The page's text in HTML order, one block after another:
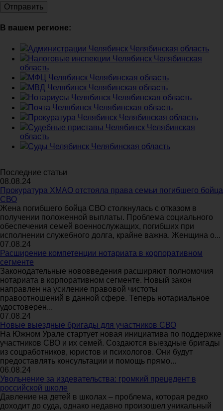
В вашем регионе:
Администрации Челябинск Челябинская область
Налоговые инспекции Челябинск Челябинская
область
МФЦ Челябинск Челябинская область
МВД Челябинск Челябинская область
Нотариусы Челябинск Челябинская область
Почта Челябинск Челябинская область
Прокуратура Челябинск Челябинская область
Судебные приставы Челябинск Челябинская
область
Суды Челябинск Челябинская область
Последние статьи
08.08.24
Прокуратура ХМАО отстояла права семьи погибшего бойца
СВО
Жена погибшего бойца СВО столкнулась с отказом в
получении положенной выплаты. Проблема социального
обеспечения семей военнослужащих, погибших при
исполнении служебного долга, крайне важна. Женщина о...
07.08.24
Расширение компетенции нотариата в корпоративном
сегменте
Законодательные нововведения расширяют полномочия
нотариата в корпоративном сегменте. Новый закон
направлен на усиление правовой чистоты
правоотношений в данной сфере. Теперь нотариальное
удостоверен...
07.08.24
Новые выездные бригады для участников СВО
На Южном Урале стартует новая инициатива по поддержке
участников СВО и их семей. Создаются выездные бригады
из соцработников, юристов и психологов. Они будут
предоставлять консультации и помощь прямо...
06.08.24
Увольнение за издевательства: громкий прецедент в
российской школе
Давление на детей в школах – проблема, которая редко
доходит до суда, однако недавно произошел уникальный